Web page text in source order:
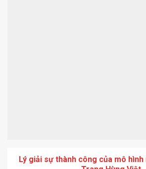
Lý giải sự thành công của mô